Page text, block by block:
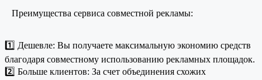
Преимущества сервиса совместной рекламы:
1️⃣ Дешевле: Вы получаете максимальную экономию средств
благодаря совместному использованию рекламных площадок.
2️⃣ Больше клиентов: За счет объединения схожих